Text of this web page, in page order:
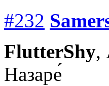
#232
FlutterShy,
Назаре́